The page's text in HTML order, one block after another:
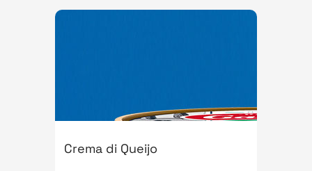
Crema di Queijo